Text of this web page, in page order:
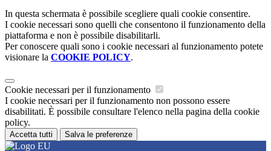
In questa schermata è possibile scegliere quali cookie consentire.
I cookie necessari sono quelli che consentono il funzionamento della
piattaforma e non è possibile disabilitarli.
Per conoscere quali sono i cookie necessari al funzionamento potete
visionare la COOKIE POLICY.
Cookie necessari per il funzionamento
I cookie necessari per il funzionamento non possono essere
disabilitati. È possibile consultare l'elenco nella pagina della cookie
policy.
Accetta tutti Salva le preferenze